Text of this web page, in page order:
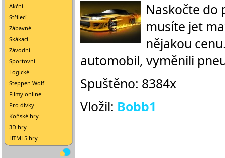
Akční
Střílecí
Zábavné
Skákací
Závodní
Sportovní
Logické
Steppen Wolf
Filmy online
Pro dívky
Koňské hry
3D hry
HTML5 hry
Naskočte do
musíte jet
nějakou
automobil, vyměnili
Spuštěno: 8384x
Vložil: Bobb1